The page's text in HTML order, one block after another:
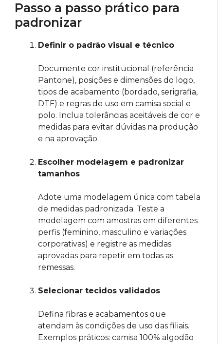
Passo a passo prático para
padronizar
Definir o padrão visual e técnico
Documente cor institucional (referência
Pantone), posições e dimensões do logo,
tipos de acabamento (bordado, serigrafia,
DTF) e regras de uso em camisa social e
polo. Inclua tolerâncias aceitáveis de cor e
medidas para evitar dúvidas na produção
e na aprovação.
Escolher modelagem e padronizar
tamanhos
Adote uma modelagem única com tabela
de medidas padronizada. Teste a
modelagem com amostras em diferentes
perfis (feminino, masculino e variações
corporativas) e registre as medidas
aprovadas para repetir em todas as
remessas.
Selecionar tecidos validados
Defina fibras e acabamentos que
atendam às condições de uso das filiais.
Exemplos práticos: camisa 100% algodão